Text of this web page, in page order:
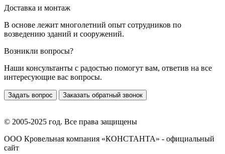
Доставка и монтаж
В основе лежит многолетний опыт сотрудников по
возведению зданий и сооружений.
Возникли вопросы?
Наши консультанты с радостью помогут вам, ответив на все
интересующие вас вопросы.
Задать вопрос Заказать обратный звонок
© 2005-2025 год. Все права защищены
ООО Кровельная компания «КОНСТАНТА» - официальный
сайт